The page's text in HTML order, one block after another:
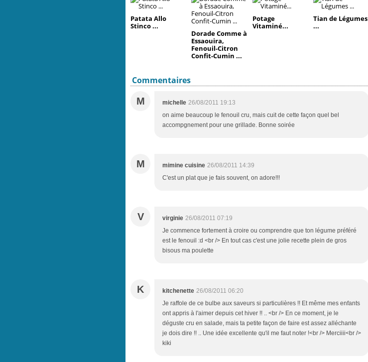
Patata Allo
Stinco ...
Dorade Comme à
Essaouira,
Fenouil-Citron
Confit-Cumin ...
Potage
Vitaminé...
Tian de Légumes
...
Commentaires
M
michelle 26/08/2011 19:13
on aime beaucoup le fenouil cru, mais cuit de cette façon quel bel
accompgnement pour une grillade. Bonne soirée
M mimine cuisine 26/08/2011 14:39
C'est un plat que je fais souvent, on adore!!!
V virginie 26/08/2011 07:19
Je commence fortement à croire ou comprendre que ton légume préféré
est le fenouil :d <br /> En tout cas c'est une jolie recette plein de gros
bisous ma poulette
K kitchenette 26/08/2011 06:20
Je raffole de ce bulbe aux saveurs si particulières !! Et même mes enfants
ont appris à l'aimer depuis cet hiver !! .. <br /> En ce moment, je le
déguste cru en salade, mais ta petite façon de faire est assez alléchante
je dois dire !! .. Une idée excellente qu'il me faut noter !<br /> Merciiii<br />
kiki